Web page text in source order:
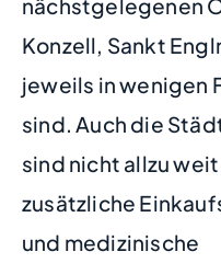
nächstgelegenen
Konzell, Sankt
jeweils in wenigen
sind. Auch die
sind nicht allzu
zusätzliche
und medizinische